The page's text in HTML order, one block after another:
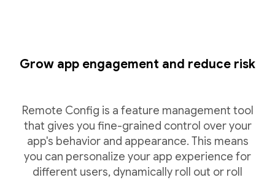
Grow app engagement and reduce risk
Remote Config is a feature management tool
that gives you fine-grained control over your
app's behavior and appearance. This means
you can personalize your app experience for
different users, dynamically roll out or roll